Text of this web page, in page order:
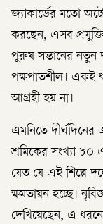
জ্যাকার্ডের মতো
করছেন, এসব
পুরুষ সন্তানের নতুন
পক্ষপাতশীল। একই
আগ্রহী হয় না।
এমনিতে দীর্ঘদিনের
শ্রমিকের সংখ্যা
যেত যে এই শিল্পে
ক্ষমতায়ন হচ্ছে।
দেখিয়েছেন, এ